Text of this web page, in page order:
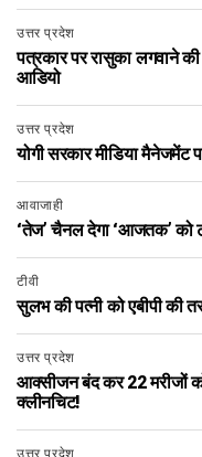
उत्तर प्रदेश
पत्रकार पर रासुका लगवाने
आडियो
उत्तर प्रदेश
योगी सरकार मीडिया मैनेजमेंट
आवाजाही
‘तेज’ चैनल देगा ‘आजतक’ को
टीवी
सुलभ की पत्नी को एबीपी की
उत्तर प्रदेश
आक्सीजन बंद कर 22 मरीजों
क्लीनचिट!
उत्तर प्रदेश